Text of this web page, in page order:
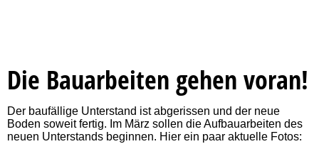
Die Bauarbeiten gehen voran!
Der baufällige Unterstand ist abgerissen und der neue
Boden soweit fertig. Im März sollen die Aufbauarbeiten des
neuen Unterstands beginnen. Hier ein paar aktuelle Fotos: